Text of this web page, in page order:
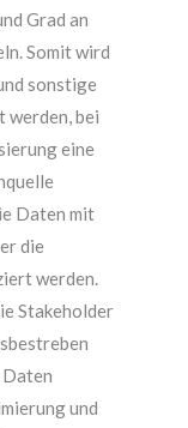
Grad an
Somit wird
sonstige
werden, bei
eine
Daten mit
die
werden.
Stakeholder
und